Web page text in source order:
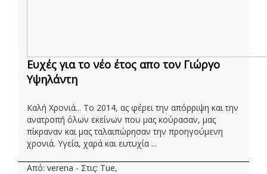
Ευχές για το νέο έτος απο τον Γιώργο
Υψηλάντη
Καλή Χρονιά... Το 2014, ας φέρει την απόρριψη και την
ανατροπή όλων εκείνων που μας κούρασαν, μας
πίκραναν και μας ταλαιπώρησαν την προηγούμενη
χρονιά. Υγεία, χαρά και ευτυχία ...
Από: verena - Στις: Tue,